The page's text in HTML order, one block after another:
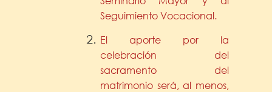
Seguimiento Vocacional.
El aporte por la
celebración del
sacramento del
matrimonio será, al menos,